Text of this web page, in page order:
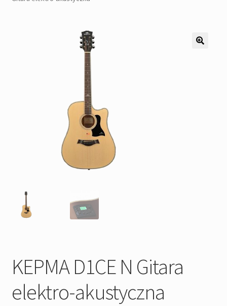
Pozostałe
KEPMA D1CE N Gitara
elektro-akustyczna